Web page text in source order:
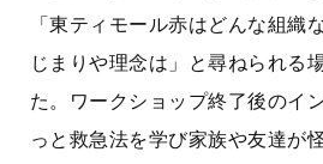
「東ティモール赤はどんな組織
じまりや理念は」と尋ねられる
た。ワークショップ終了後のイ
っと救急法を学び家族や友達が